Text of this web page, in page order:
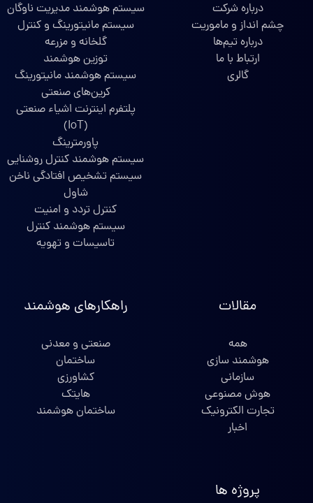
درباره شرکت
چشم انداز و ماموریت
درباره تیم‌ها
ارتباط با ما
گالری
سیستم هوشمند مدیریت ناوگان
سیستم مانیتورینگ و کنترل
گلخانه و مزرعه
توزین هوشمند
سیستم هوشمند مانیتورینگ
کرین‌های صنعتی
پلتفرم اینترنت اشیاء صنعتی
(IoT)
پاورمترینگ
سیستم هوشمند کنترل روشنایی
سیستم تشخیص افتادگی ناخن
شاول
کنترل تردد و امنیت
سیستم هوشمند کنترل
تاسیسات و تهویه
مقالات
همه
هوشمند سازی
سازمانی
هوش مصنوعی
تجارت الکترونیک
اخبار
راهکارهای هوشمند
صنعتی و معدنی
ساختمان
کشاورزی
هایتک
ساختمان هوشمند
پروژه ها